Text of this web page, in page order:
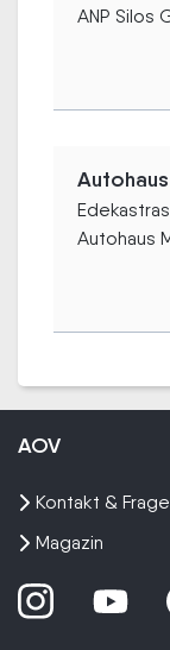
ANP Silos
Autohaus
AOV
Kontakt &
Magazin